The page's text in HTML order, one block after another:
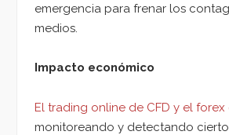
emergencia para frenar los
medios.
Impacto económico
El trading online de CFD y el forex
monitoreando y detectando